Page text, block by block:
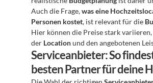
Auch die Frage, was eine
Personen kostet, ist relevant für die
Hier können die Preise stark
der Location und den angebotenen
Serviceanbieter: So
besten Partner für deine